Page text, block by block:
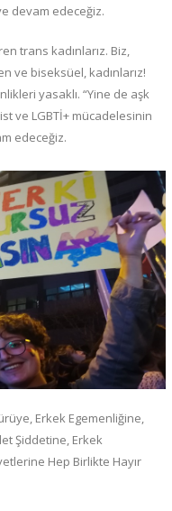
devam edeceğiz.
trans kadınlarız. Biz,
ve biseksüel, kadınlarız!
yasaklı. “Yine de aşk
ve LGBTİ+ mücadelesinin
edeceğiz.
Erkek Egemenliğine,
Şiddetine, Erkek
Hep Birlikte Hayır